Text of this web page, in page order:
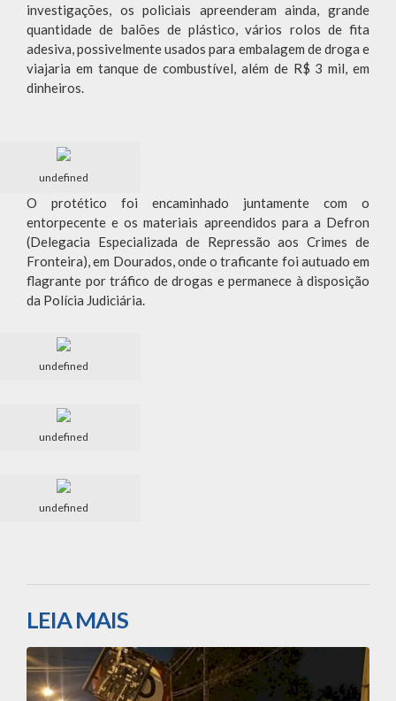
investigações, os policiais apreenderam ainda, grande
quantidade de balões de plástico, vários rolos de fita
adesiva, possivelmente usados para embalagem de droga e
viajaria em tanque de combustível, além de R$ 3 mil, em
dinheiros.
undefined
O protético foi encaminhado juntamente com o
entorpecente e os materiais apreendidos para a Defron
(Delegacia Especializada de Repressão aos Crimes de
Fronteira), em Dourados, onde o traficante foi autuado em
flagrante por tráfico de drogas e permanece à disposição
da Polícia Judiciária.
undefined
undefined
undefined
LEIA MAIS